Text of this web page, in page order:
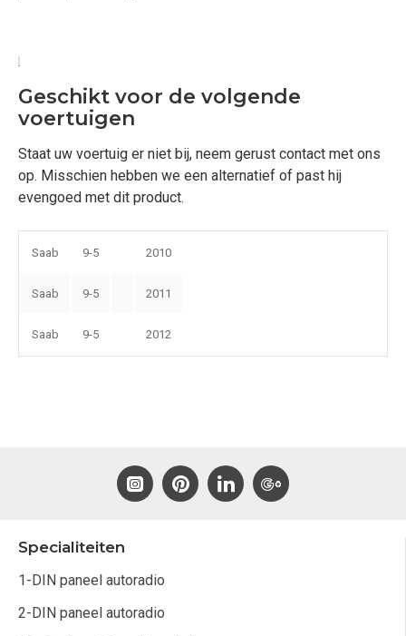
Geschikt voor de volgende
voertuigen
Staat uw voertuig er niet bij, neem gerust contact met ons
op. Misschien hebben we een alternatief of past hij
evengoed met dit product.
Saab 9-5 2010
Saab 9-5 2011
Saab 9-5 2012
Specialiteiten
1-DIN paneel autoradio
2-DIN paneel autoradio